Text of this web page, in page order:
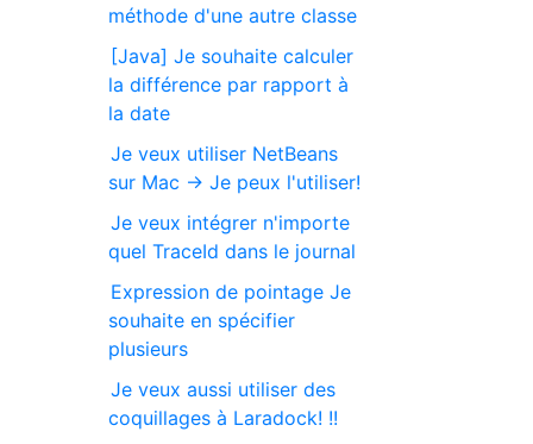
méthode d'une autre classe
[Java] Je souhaite calculer
la différence par rapport à
la date
Je veux utiliser NetBeans
sur Mac → Je peux l'utiliser!
Je veux intégrer n'importe
quel TraceId dans le journal
Expression de pointage Je
souhaite en spécifier
plusieurs
Je veux aussi utiliser des
coquillages à Laradock! !!